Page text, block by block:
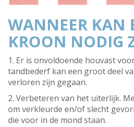
WANNEER KAN
KROON NODIG
1. Er is onvoldoende houvast
tandbederf kan een groot deel
verloren zijn gegaan.
2. Verbeteren van het uiterlijk.
om verkleurde en/of slecht
die voor in de mond staan.